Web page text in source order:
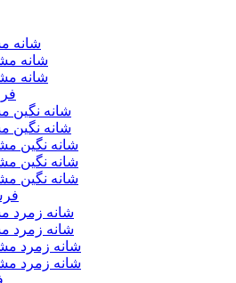
700
1200 شانه
1500 شانه
500 شانه
700 شانه
1000 شانه نگین
1200 شانه نگین
1500 شانه نگین
500 شانه زمرد
700 شانه زمرد
1200 شانه زمرد
1500 شانه زمرد